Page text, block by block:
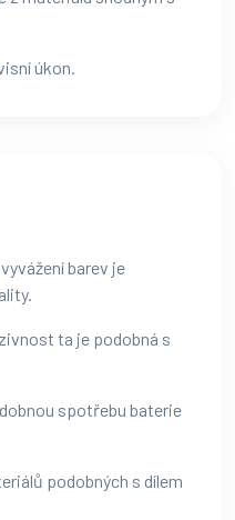
úkon.
barev je
ta je podobná s
spotřebu baterie
podobných s dílem